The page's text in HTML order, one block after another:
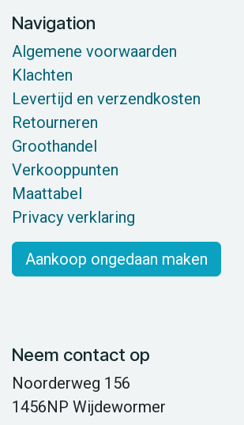
Navigation
Algemene voorwaarden
Klachten
Levertijd en verzendkosten
Retourneren
Groothandel
Verkooppunten
Maattabel
Privacy verklaring
Aankoop ongedaan maken
Neem contact op
Noorderweg 156
1456NP Wijdewormer